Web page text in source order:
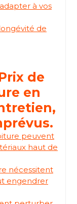
à vos
de
de
en
peuvent
haut de
nécessitent
engendrer